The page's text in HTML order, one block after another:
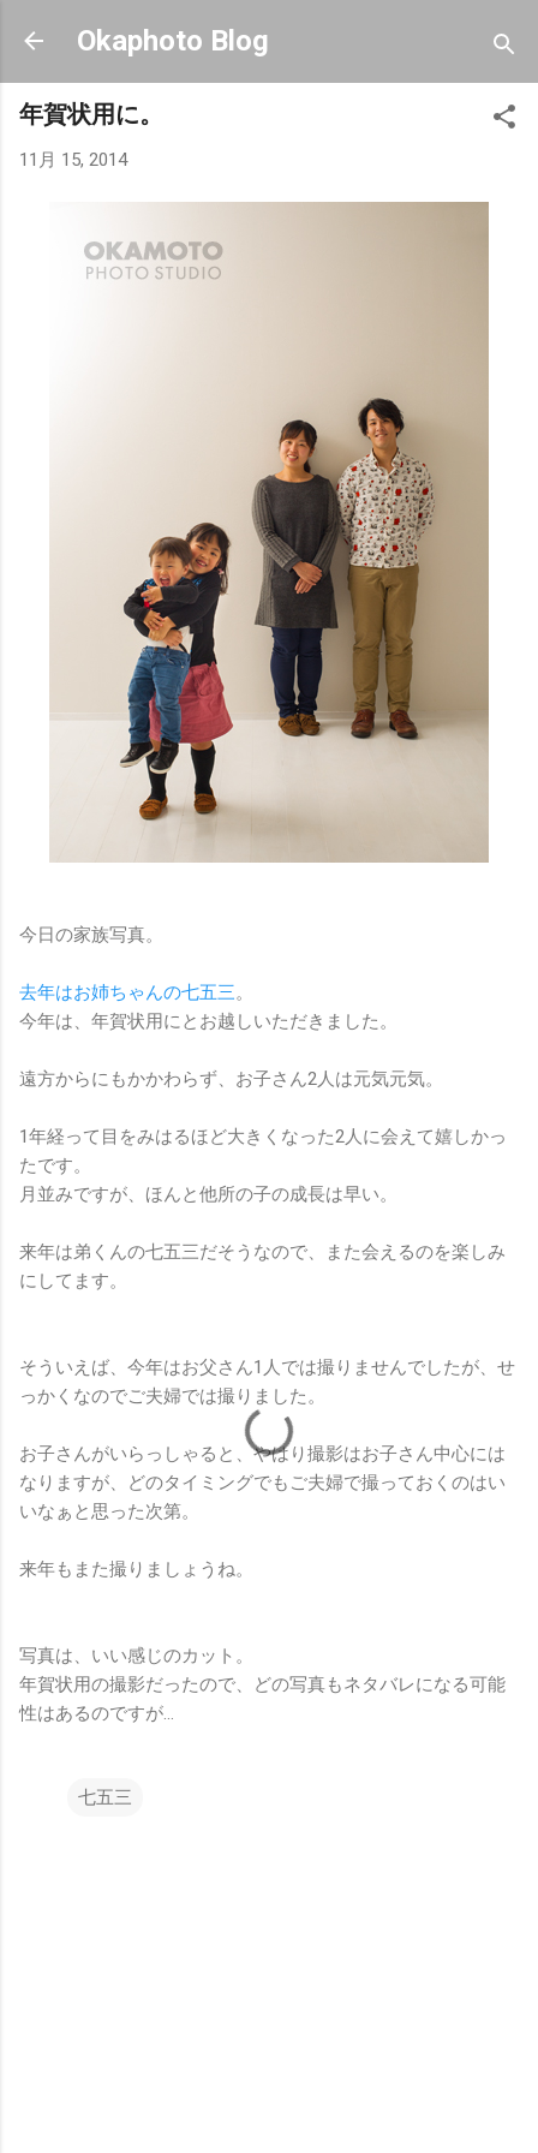
スキップしてメイン コンテンツに移動
Okaphoto Blog
年賀状用に。
11月 15, 2014
今日の家族写真。
去年はお姉ちゃんの七五三。
今年は、年賀状用にとお越しいただきました。
遠方からにもかかわらず、お子さん2人は元気元気。
1年経って目をみはるほど大きくなった2人に会えて嬉しかっ
たです。
月並みですが、ほんと他所の子の成長は早い。
来年は弟くんの七五三だそうなので、また会えるのを楽しみ
にしてます。
そういえば、今年はお父さん1人では撮りませんでしたが、せ
っかくなのでご夫婦では撮りました。
お子さんがいらっしゃると、やはり撮影はお子さん中心には
なりますが、どのタイミングでもご夫婦で撮っておくのはい
いなぁと思った次第。
来年もまた撮りましょうね。
写真は、いい感じのカット。
年賀状用の撮影だったので、どの写真もネタバレになる可能
性はあるのですが…
七五三